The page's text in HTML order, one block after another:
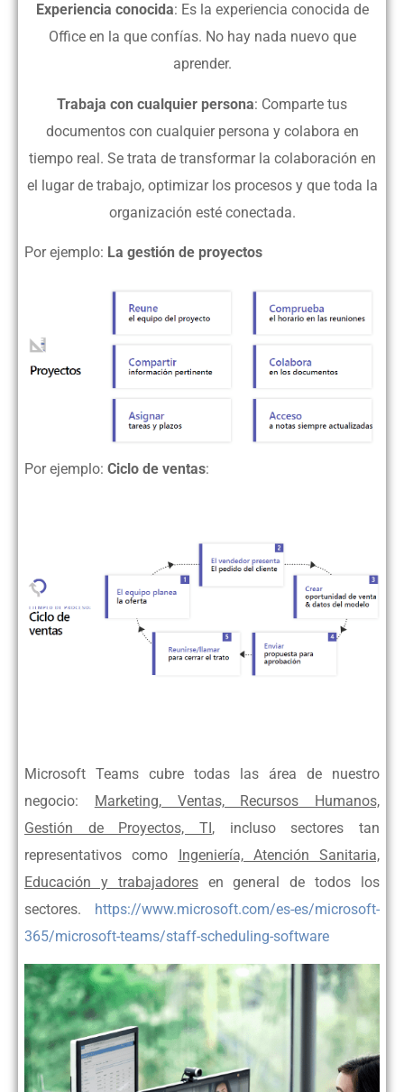
Experiencia conocida: Es la experiencia conocida de
Office en la que confías. No hay nada nuevo que
aprender.
Trabaja con cualquier persona: Comparte tus
documentos con cualquier persona y colabora en
tiempo real. Se trata de transformar la colaboración en
el lugar de trabajo, optimizar los procesos y que toda la
organización esté conectada.
Por ejemplo: La gestión de proyectos
Por ejemplo: Ciclo de ventas:
Microsoft Teams cubre todas las área de nuestro
negocio:
Marketing, Ventas, Recursos Humanos,
Gestión de Proyectos, TI , incluso sectores tan
representativos como
Ingeniería, Atención Sanitaria,
Educación y trabajadoresen general de todos
los
sectores.
https://www.microsoft.com/es-es/microsoft-
365/microsoft-teams/staff-scheduling-software